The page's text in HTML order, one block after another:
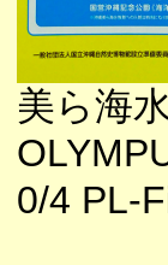
美ら海
0/4 PL-